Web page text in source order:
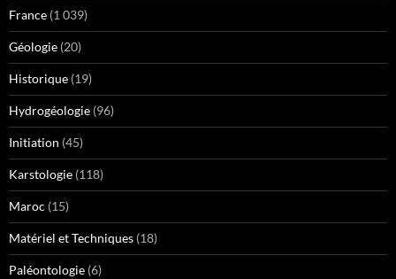
France (1 039)
Géologie (20)
Historique (19)
Hydrogéologie (96)
Initiation (45)
Karstologie (118)
Maroc (15)
Matériel et Techniques (18)
Paléontologie (6)